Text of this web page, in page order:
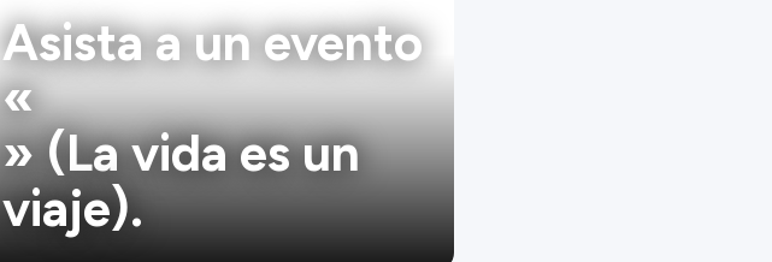
Asista a un evento
«
» (La vida es un
viaje).